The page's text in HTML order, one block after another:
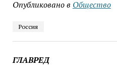
Опубликовано в Общество
Россия
ГЛАВРЕД